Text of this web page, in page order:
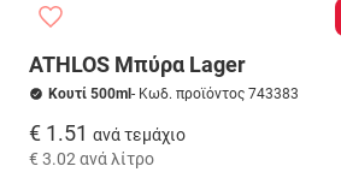
ATHLOS Μπύρα Lager
Κουτί 500ml - Κωδ. προϊόντος 743383
€ 1.51 ανά τεμάχιο
€ 3.02 ανά λίτρο